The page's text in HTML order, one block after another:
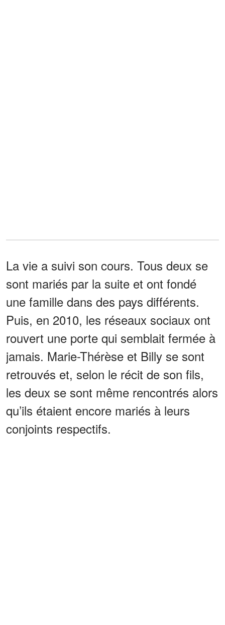
La vie a suivi son cours. Tous deux se
sont mariés par la suite et ont fondé
une famille dans des pays différents.
Puis, en 2010, les réseaux sociaux ont
rouvert une porte qui semblait fermée à
jamais. Marie-Thérèse et Billy se sont
retrouvés et, selon le récit de son fils,
les deux se sont même rencontrés alors
qu’ils étaient encore mariés à leurs
conjoints respectifs.